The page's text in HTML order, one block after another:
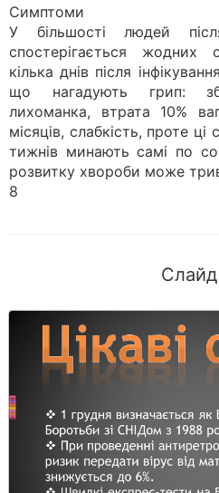
Симптоми
У більшості людей
спостерігається жодних
кілька днів після
що нагадують грип:
лихоманка, втрата 10%
місяців, слабкість, проте
тижнів минають самі по
розвитку хвороби може
8